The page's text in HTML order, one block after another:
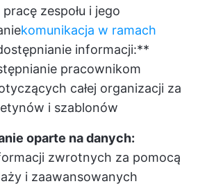
zespołu i jego
komunikacja w ramach
informacji:**
pracownikom
całej organizacji za
i szablonów
oparte na danych:
zwrotnych za pomocą
i zaawansowanych